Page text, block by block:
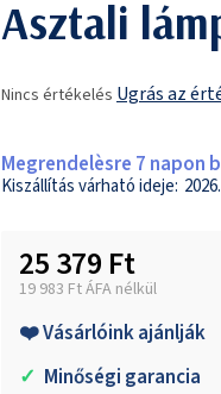
Asztali
termék
értékelése
5-
csillag.
Nincs értékelés Ugrás az
Megrendelèsre 7 napon
25 379 Ft
19 983 Ft ÁFA nélkül
❤️ Vásárlóink ajánlják
✓ Minőségi garancia